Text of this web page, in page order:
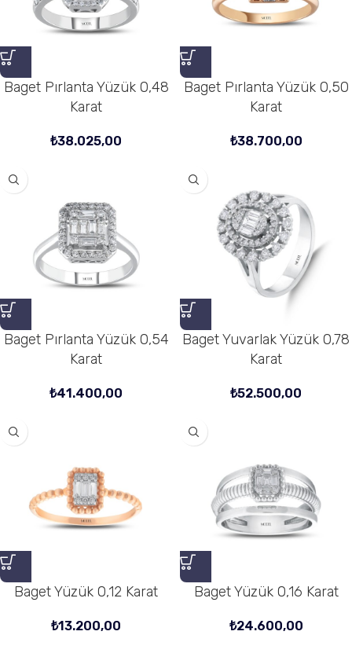
Baget Pırlanta Yüzük 0,48
Karat
₺38.025,00
Baget Pırlanta Yüzük 0,50
Karat
₺38.700,00
Baget Pırlanta Yüzük 0,54
Karat
₺41.400,00
Baget Yuvarlak Yüzük 0,78
Karat
₺52.500,00
Baget Yüzük 0,12 Karat
₺13.200,00
Baget Yüzük 0,16 Karat
₺24.600,00